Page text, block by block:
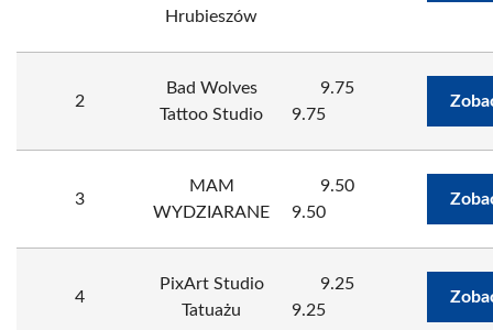
Hrubieszów
2
Bad Wolves
Tattoo Studio
9.75
9.75
3
MAM
WYDZIARANE
9.50
9.50
4
PixArt Studio
Tatuażu
9.25
9.25